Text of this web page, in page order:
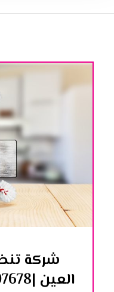
شركة
العين |0545307678| فلل ومنازل